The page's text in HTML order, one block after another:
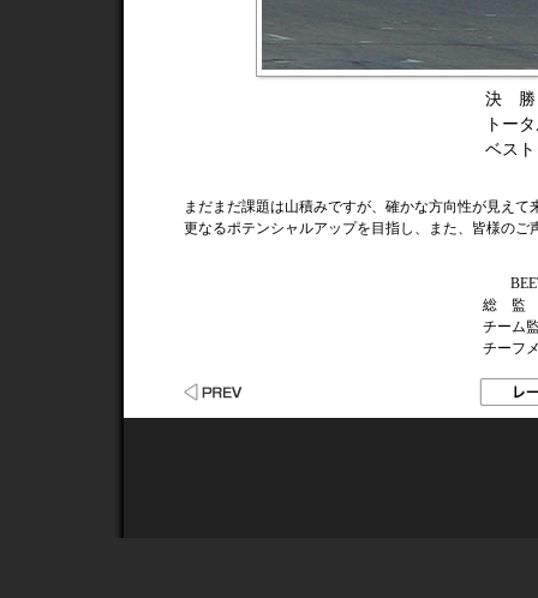
決 勝
トー
ベス
まだまだ課題は山積みですが、確かな方向性が見え
更なるポテンシャルアップを目指し、また、皆様の
総 監
チーム
チーフ